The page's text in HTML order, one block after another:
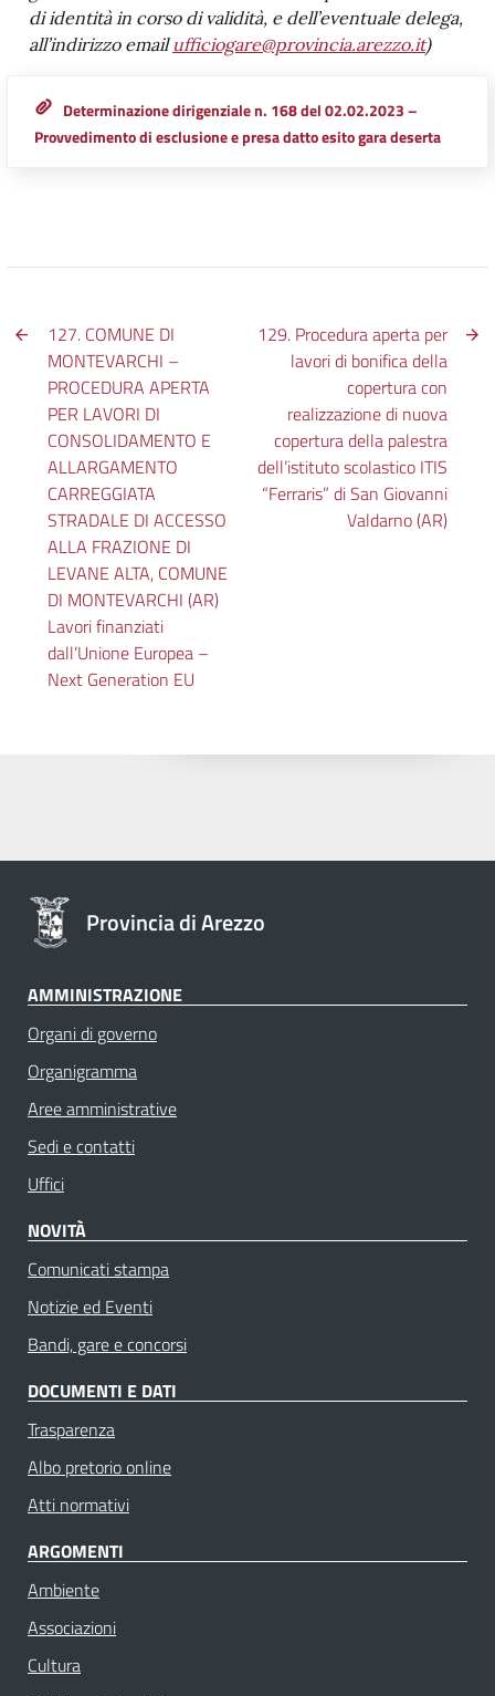
di identità in corso di validità, e dell’eventuale delega,
all’indirizzo email ufficiogare@provincia.arezzo.it)
Determinazione dirigenziale n. 168 del 02.02.2023 –
Provvedimento di esclusione e presa datto esito gara deserta
127. COMUNE DI
MONTEVARCHI –
PROCEDURA APERTA
PER LAVORI DI
CONSOLIDAMENTO E
ALLARGAMENTO
CARREGGIATA
STRADALE DI ACCESSO
ALLA FRAZIONE DI
LEVANE ALTA, COMUNE
DI MONTEVARCHI (AR)
Lavori finanziati
dall’Unione Europea –
Next Generation EU
129. Procedura aperta per
lavori di bonifica della
copertura con
realizzazione di nuova
copertura della palestra
dell’istituto scolastico ITIS
“Ferraris” di San Giovanni
Valdarno (AR)
Provincia di Arezzo
AMMINISTRAZIONE
Organi di governo
Organigramma
Aree amministrative
Sedi e contatti
Uffici
NOVITÀ
Comunicati stampa
Notizie ed Eventi
Bandi, gare e concorsi
DOCUMENTI E DATI
Trasparenza
Albo pretorio online
Atti normativi
ARGOMENTI
Ambiente
Associazioni
Cultura